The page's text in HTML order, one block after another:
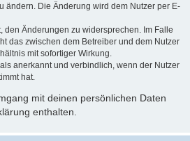
ändern. Die Änderung wird dem Nutzer per E-
den Änderungen zu widersprechen. Im Falle
das zwischen dem Betreiber und dem Nutzer
mit sofortiger Wirkung.
anerkannt und verbindlich, wenn der Nutzer
hat.
mit deinen persönlichen Daten
enthalten.